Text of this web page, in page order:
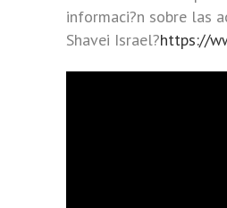
informaci?n sobre las
Shavei Israel?https://